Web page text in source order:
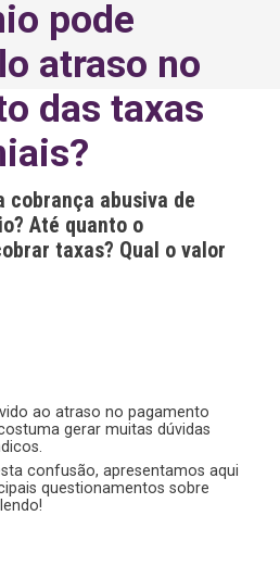
pode
atraso no
das taxas
cobrança abusiva de
Até quanto o
taxas? Qual o valor
ao atraso no pagamento
gerar muitas dúvidas
confusão, apresentamos aqui
questionamentos sobre